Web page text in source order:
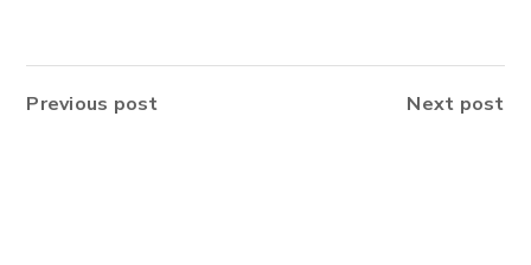
Previous post Next post